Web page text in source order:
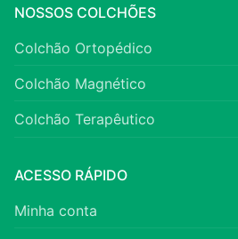
NOSSOS COLCHÕES
Colchão Ortopédico
Colchão Magnético
Colchão Terapêutico
ACESSO RÁPIDO
Minha conta